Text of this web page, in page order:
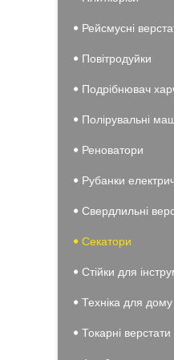
Рейсмусні
Повітродуйки
Подрібнювач
Полірувальні
Реноватори
Рубанки
Свердлильні
Секатори
Стійки для
Техніка для дому
Токарні верстати